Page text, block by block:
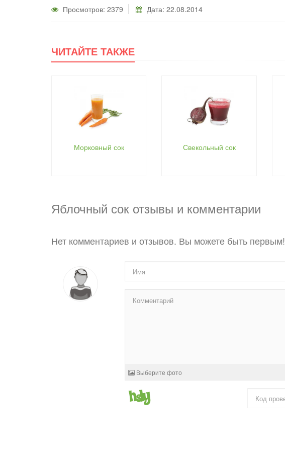
Просмотров: 2379 Дата: 22.08.2014
ЧИТАЙТЕ ТАКЖЕ
Морковный сок Свекольный сок
Яблочный сок отзывы и комментарии
Нет комментариев и отзывов. Вы можете быть первым!
Выберите фото